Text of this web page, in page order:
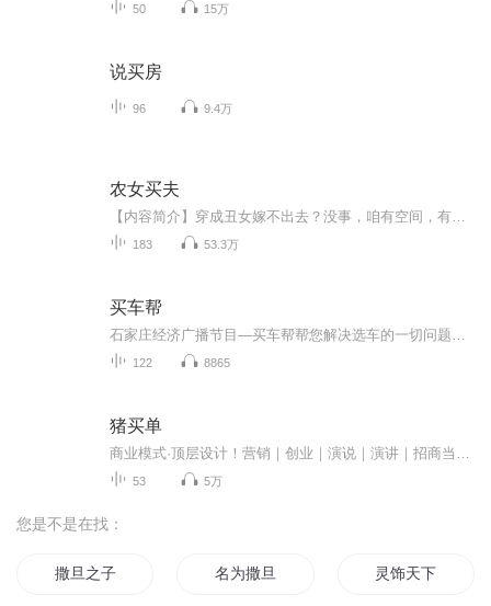
50 15万
说买房
96 9.4万
农女买夫
183 53.3万
买车帮
122 8865
猪买单
53 5万
您是不是在找：
撒旦之子 名为撒旦 灵饰天下